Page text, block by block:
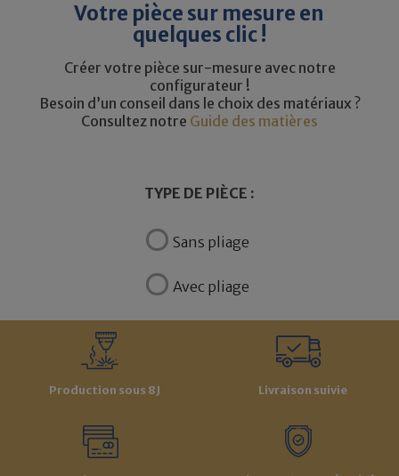
Votre pièce sur mesure en
quelques clic !
Créer votre pièce sur-mesure avec notre
configurateur !
Besoin d’un conseil dans le choix des matériaux ?
Consultez notre Guide des matières
TYPE DE PIÈCE :
Sans pliage
Avec pliage
Production sous 8J Livraison suivie